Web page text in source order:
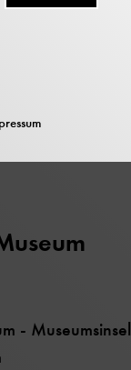
- Museumsinsel